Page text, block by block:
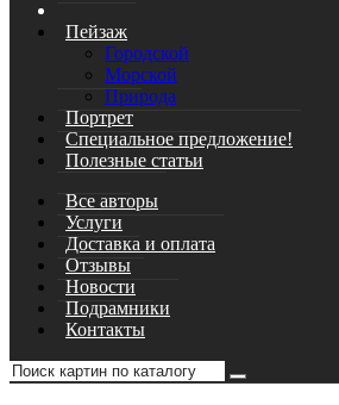
Пейзаж
Городской
Морской
Природа
Портрет
Специальное предложение!
Полезные статьи
Все авторы
Услуги
Доставка и оплата
Отзывы
Новости
Подрамники
Контакты